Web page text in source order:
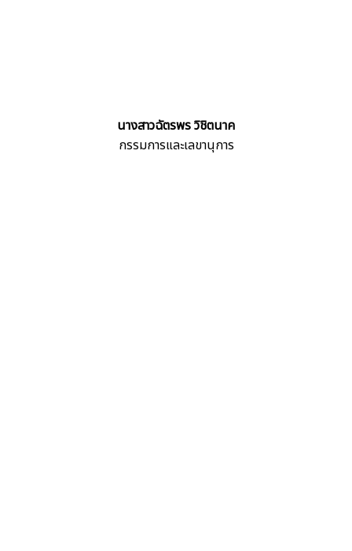
นางสาวฉัตรพร วิชิตนาค
กรรมการและเลขานุการ